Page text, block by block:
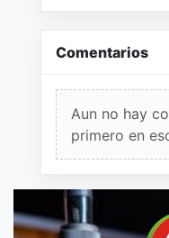
Comentarios
Aun no hay
primero en